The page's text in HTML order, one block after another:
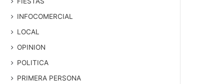
INFOCOMERCIAL
LOCAL
OPINION
POLITICA
PRIMERA PERSONA